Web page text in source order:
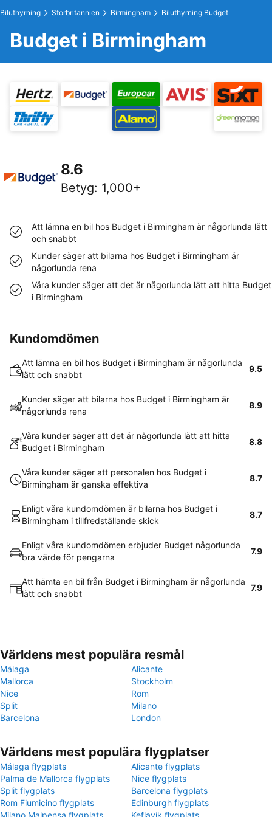
Biluthyrning Storbritannien Birmingham Biluthyrning Budget
Budget i Birmingham
8.6
Betyg: 1,000+
Att lämna en bil hos Budget i Birmingham är någorlunda lätt
och snabbt
Kunder säger att bilarna hos Budget i Birmingham är
någorlunda rena
Våra kunder säger att det är någorlunda lätt att hitta Budget
i Birmingham
Kundomdömen
Att lämna en bil hos Budget i Birmingham är någorlunda
lätt och snabbt
9.5
Kunder säger att bilarna hos Budget i Birmingham är
någorlunda rena
8.9
Våra kunder säger att det är någorlunda lätt att hitta
Budget i Birmingham
8.8
Våra kunder säger att personalen hos Budget i
Birmingham är ganska effektiva
8.7
Enligt våra kundomdömen är bilarna hos Budget i
Birmingham i tillfredställande skick
8.7
Enligt våra kundomdömen erbjuder Budget någorlunda
bra värde för pengarna
7.9
Att hämta en bil från Budget i Birmingham är någorlunda
lätt och snabbt
7.9
Världens mest populära resmål
Málaga
Alicante
Mallorca
Stockholm
Nice
Rom
Split
Milano
Barcelona
London
Världens mest populära flygplatser
Málaga flygplats
Alicante flygplats
Palma de Mallorca flygplats
Nice flygplats
Split flygplats
Barcelona flygplats
Rom Fiumicino flygplats
Edinburgh flygplats
Milano Malpensa flygplats
Keflavík flygplats